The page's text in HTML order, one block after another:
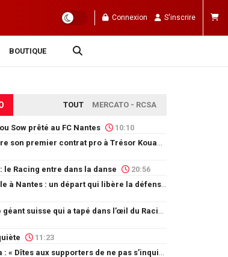
Connexion S'inscrire
BOUTIQUE
TOUT MERCATO - RCSA
Sow prêté au FC Nantes 10:10
le Racing entre dans la danse
20:56
11:23